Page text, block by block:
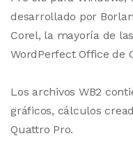
desarrollado por
Corel, la mayoría de
WordPerfect Office de
Los archivos WB2
gráficos, cálculos
Quattro Pro.